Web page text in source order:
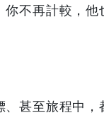
不再計較，他
甚至旅程中，